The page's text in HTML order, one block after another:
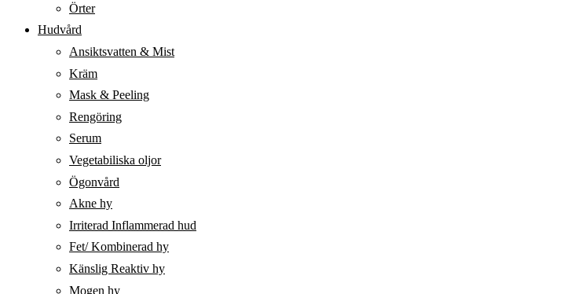
Örter
Hudvård
Ansiktsvatten & Mist
Kräm
Mask & Peeling
Rengöring
Serum
Vegetabiliska oljor
Ögonvård
Akne hy
Irriterad Inflammerad hud
Fet/ Kombinerad hy
Känslig Reaktiv hy
Mogen hy